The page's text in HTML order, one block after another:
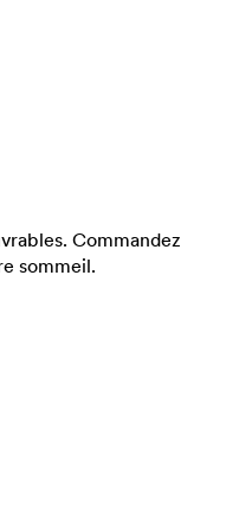
Commandez
sommeil.